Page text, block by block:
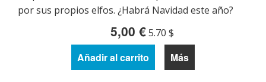
por sus propios elfos. ¿Habrá Navidad este año?
5,00 € 5.70 $
Añadir al carrito Más